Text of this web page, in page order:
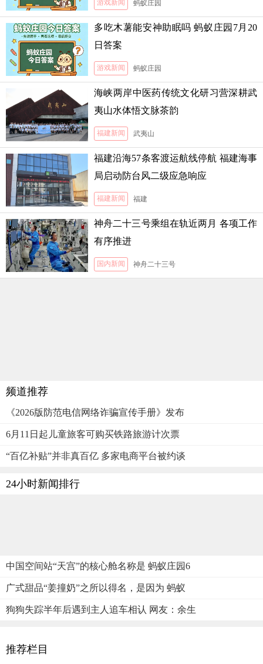
游戏新闻 蚂蚁庄园
多吃木薯能安神助眠吗 蚂蚁庄园7月20
日答案
游戏新闻 蚂蚁庄园
海峡两岸中医药传统文化研习营深耕武
夷山水体悟文脉茶韵
福建新闻 武夷山
福建沿海57条客渡运航线停航 福建海事
局启动防台风二级应急响应
福建新闻 福建
神舟二十三号乘组在轨近两月 各项工作
有序推进
国内新闻 神舟二十三号
频道推荐
《2026版防范电信网络诈骗宣传手册》发布
6月11日起儿童旅客可购买铁路旅游计次票
“百亿补贴”并非真百亿 多家电商平台被约谈
24小时新闻排行
中国空间站“天宫”的核心舱名称是 蚂蚁庄园6
广式甜品“姜撞奶”之所以得名，是因为 蚂蚁
狗狗失踪半年后遇到主人追车相认 网友：余生
推荐栏目